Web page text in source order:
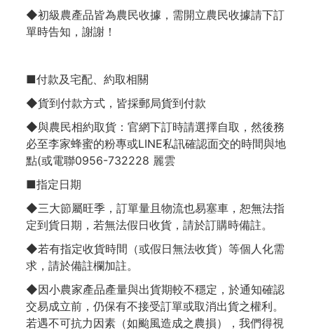
◆初級農產品皆為農民收據，需開立農民收據請下訂
單時告知，謝謝！
■付款及宅配、約取相關
◆貨到付款方式，皆採郵局貨到付款
◆與農民相約取貨：官網下訂時請選擇自取，然後務
必至李家蜂蜜的粉專或LINE私訊確認面交的時間與地
點(或電聯0956-732228 麗雲
■指定日期
◆三大節屬旺季，訂單量且物流也易塞車，恕無法指
定到貨日期，若無法假日收貨，請於訂購時備註。
◆若有指定收貨時間（或假日無法收貨）等個人化需
求，請於備註欄加註。
◆因小農家產品產量與出貨期較不穩定，於通知確認
交易成立前，仍保有不接受訂單或取消出貨之權利。
若遇不可抗力因素（如颱風造成之農損），我們得視